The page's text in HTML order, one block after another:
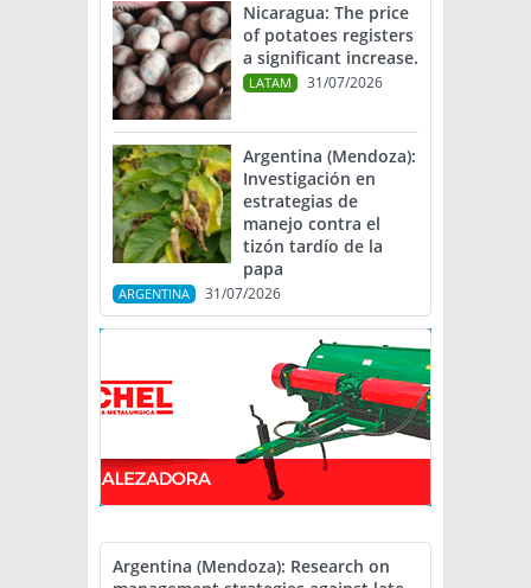
Nicaragua: The price
of potatoes registers
a significant increase.
LATAM 31/07/2026
Argentina (Mendoza):
Investigación en
estrategias de
manejo contra el
tizón tardío de la
papa
ARGENTINA 31/07/2026
Argentina (Mendoza): Research on